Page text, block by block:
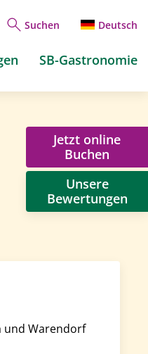
Suchen Deutsch
SB-Gastronomie
Jetzt online
Buchen
Unsere
Bewertungen
und Warendorf